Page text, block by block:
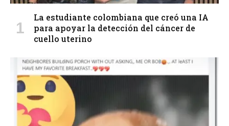
La estudiante colombiana que creó una IA
para apoyar la detección del cáncer de
cuello uterino